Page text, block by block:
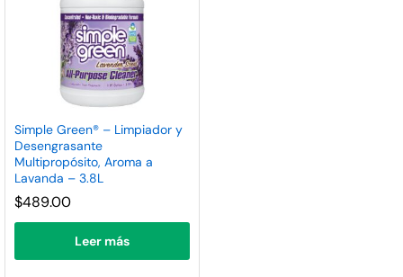
Simple Green® – Limpiador y
Desengrasante
Multipropósito, Aroma a
Lavanda – 3.8L
$489.00
Leer más